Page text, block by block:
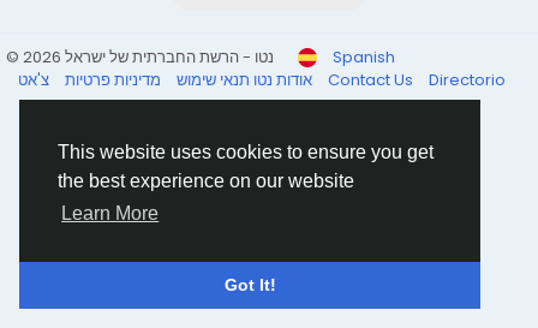
This website uses cookies to ensure you get
the best experience on our website
Learn More
Got It!
© 2026 נטו - הרשת החברתית של ישראל
Spanish
אודות נטו תנאי שימוש מדיניות פרטיות Contact Us Directorio